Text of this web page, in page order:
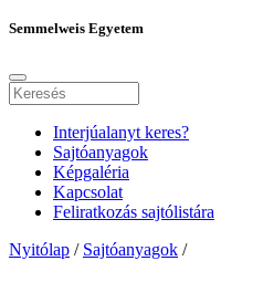
Semmelweis Egyetem
Interjúalanyt keres?
Sajtóanyagok
Képgaléria
Kapcsolat
Feliratkozás sajtólistára
Nyitólap / Sajtóanyagok /